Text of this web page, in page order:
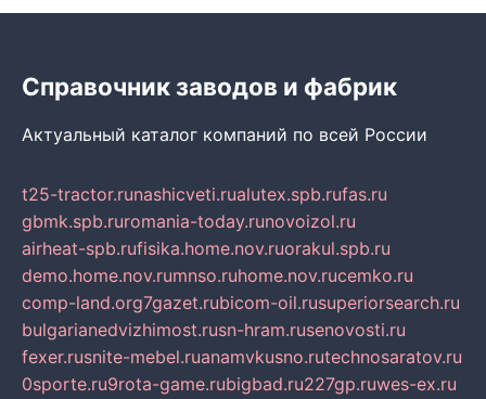
Справочник заводов и фабрик
Актуальный каталог компаний по всей России
t25-tractor.runashicveti.rualutex.spb.rufas.ru
gbmk.spb.ruromania-today.runovoizol.ru
airheat-spb.rufisika.home.nov.ruorakul.spb.ru
demo.home.nov.rumnso.ruhome.nov.rucemko.ru
comp-land.org7gazet.rubicom-oil.rusuperiorsearch.ru
bulgarianedvizhimost.rusn-hram.rusenovosti.ru
fexer.rusnite-mebel.ruanamvkusno.rutechnosaratov.ru
0sporte.ru9rota-game.rubigbad.ru227gp.ruwes-ex.ru